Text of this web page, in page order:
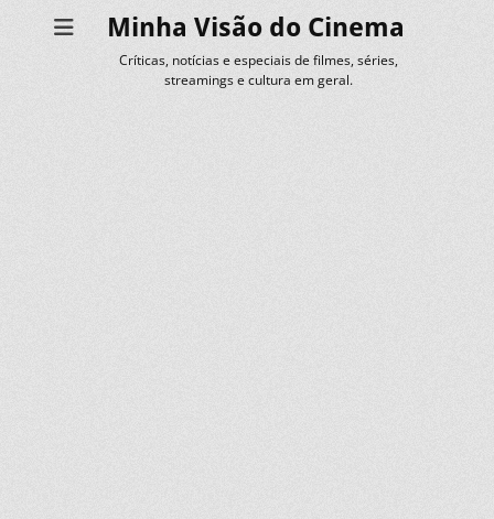
Minha Visão do Cinema
Críticas, notícias e especiais de filmes, séries,
streamings e cultura em geral.